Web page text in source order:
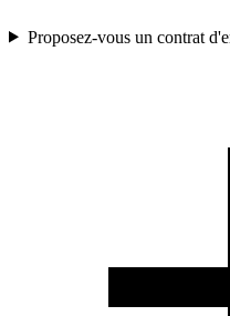
Proposez-vous un contrat